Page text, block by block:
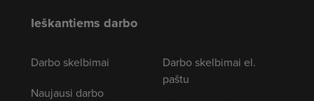
Ieškantiems darbo
Darbo skelbimai
Naujausi darbo
Darbo skelbimai el.
paštu